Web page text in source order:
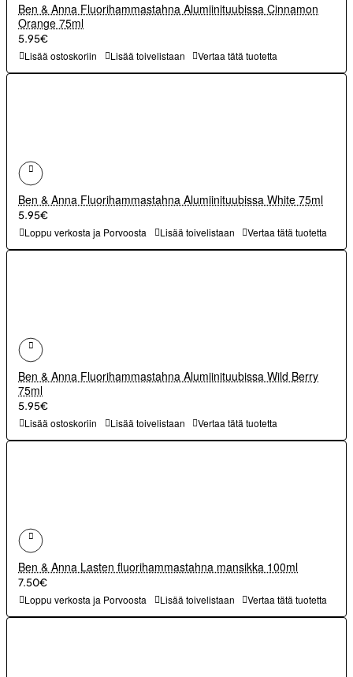
Ben & Anna Fluorihammastahna Alumiinituubissa Cinnamon
Orange 75ml
5.95€
Lisää ostoskoriin Lisää toivelistaan Vertaa tätä tuotetta
Ben & Anna Fluorihammastahna Alumiinituubissa White 75ml
5.95€
Loppu verkosta ja Porvoosta Lisää toivelistaan Vertaa tätä tuotetta
Ben & Anna Fluorihammastahna Alumiinituubissa Wild Berry
75ml
5.95€
Lisää ostoskoriin Lisää toivelistaan Vertaa tätä tuotetta
Ben & Anna Lasten fluorihammastahna mansikka 100ml
7.50€
Loppu verkosta ja Porvoosta Lisää toivelistaan Vertaa tätä tuotetta